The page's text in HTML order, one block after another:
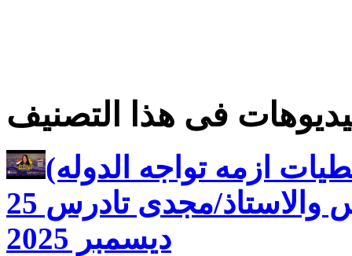
فى هذا التصنيف
ازمه تواجه الدوله)
مع نفين جرجس والاستاذ/مجدى تادرس 25
ديسمبر 2025